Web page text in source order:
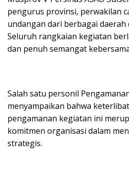
pengurus provinsi, perwakilan
undangan dari berbagai daerah
Seluruh rangkaian kegiatan
dan penuh semangat
Salah satu personil
menyampaikan bahwa
pengamanan kegiatan ini
komitmen organisasi dalam
strategis.